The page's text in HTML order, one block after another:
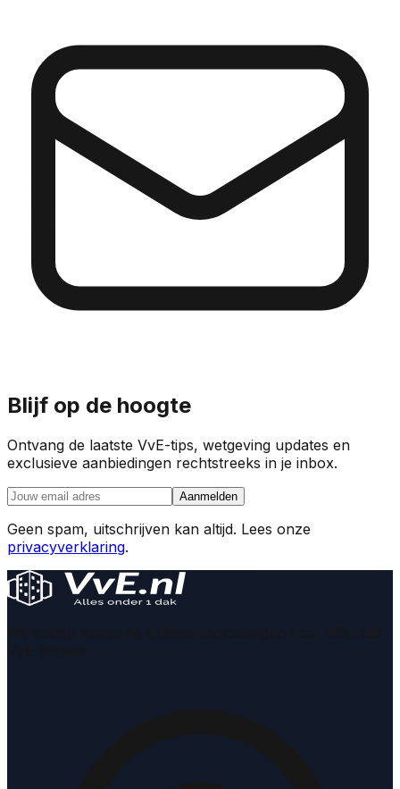
Blijf op de hoogte
Ontvang de laatste VvE-tips, wetgeving updates en
exclusieve aanbiedingen rechtstreeks in je inbox.
Aanmelden
Geen spam, uitschrijven kan altijd. Lees onze
privacyverklaring.